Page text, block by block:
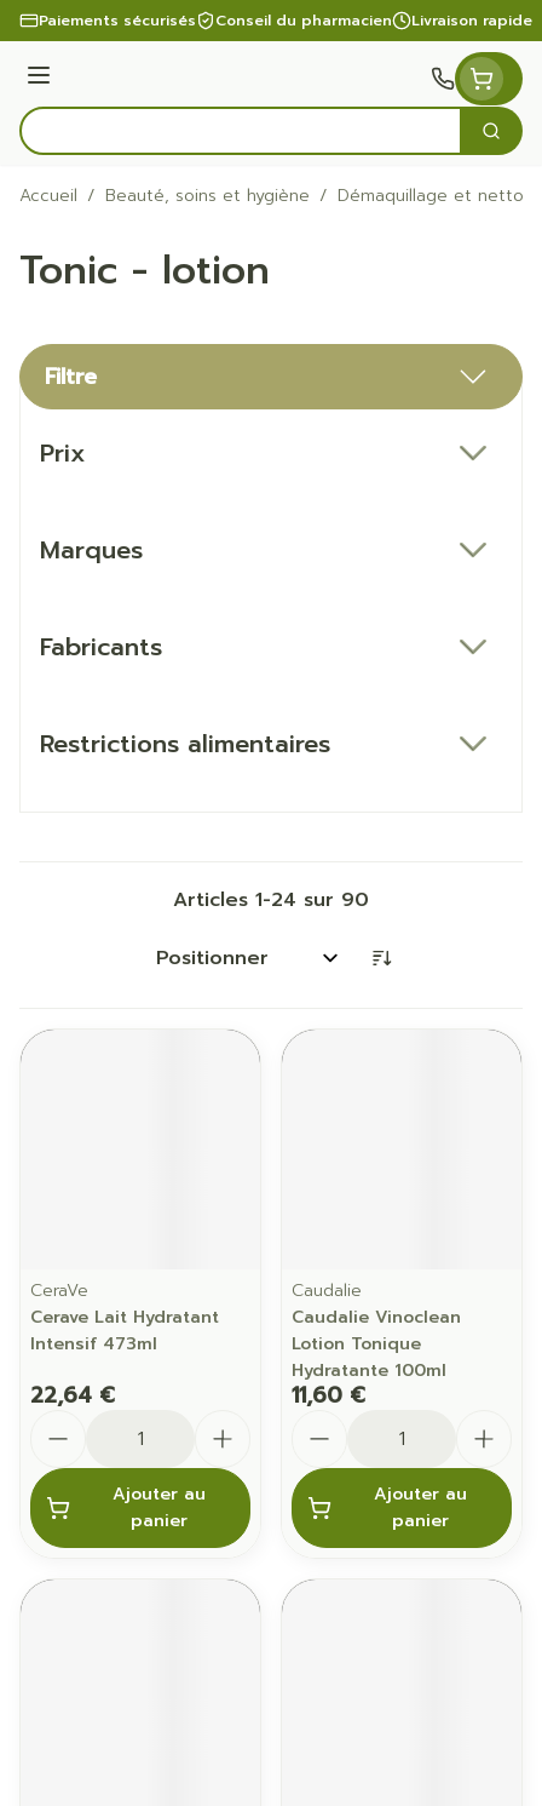
Aller au contenu
Paiements sécurisés Conseil du pharmacien Livraison rapide
Menu
Rechercher
Accueil / Beauté, soins et hygiène / Démaquillage et
Tonic - lotion
Filtre
Prix
Marques
Fabricants
Restrictions alimentaires
Articles 1-24 sur 90
Trier par:
CeraVe
Cerave Lait Hydratant
Intensif 473ml
22,64 €
Ajouter au
panier
Caudalie
Caudalie Vinoclean
Lotion Tonique
Hydratante 100ml
11,60 €
Ajouter au
panier